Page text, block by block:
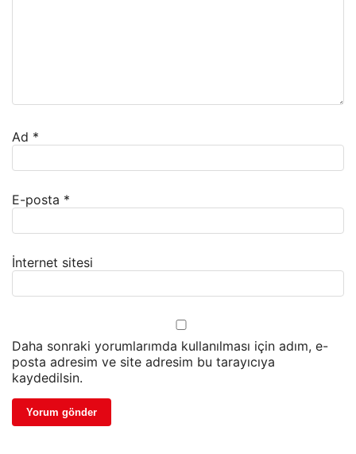
Ad *
E-posta *
İnternet sitesi
Daha sonraki yorumlarımda kullanılması için adım, e-
posta adresim ve site adresim bu tarayıcıya
kaydedilsin.